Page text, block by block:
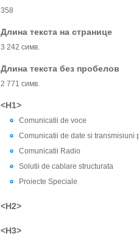
358
Длина текста на странице
3 242 симв.
Длина текста без пробелов
2 771 симв.
<H1>
Comunicatii de voce
Comunicatii de date si transmisiuni
Comunicatii Radio
Solutii de cablare structurata
Proiecte Speciale
<H2>
<H3>